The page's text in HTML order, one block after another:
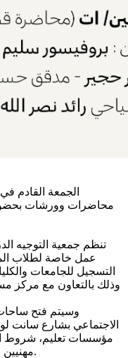
الجمعة القادم
محاضرات وورشات
تنظم جمعية التوجيه
عمل خاصة لطلاب
وذلك بالتعاون مع مركز
وسيتم فتح
مؤسسات تعليم، شروط
مهنيين بمجالات واجراء فحوصات للميول المهنية.